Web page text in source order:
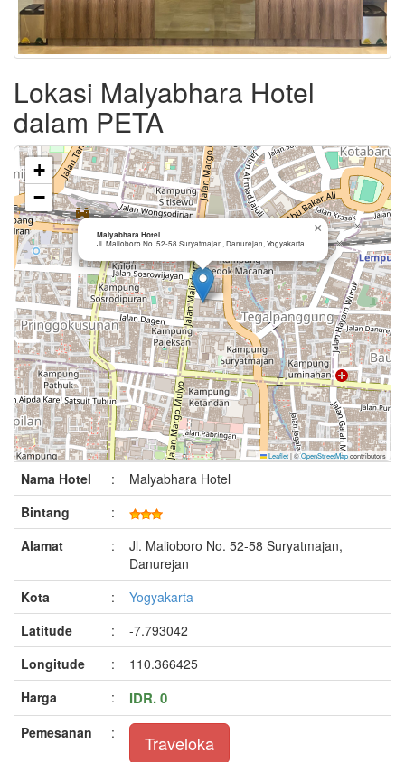
Lokasi Malyabhara Hotel
dalam PETA
Malyabhara Hotel
Jl. Malioboro No. 52-58 Suryatmajan, Danurejan, Yogyakarta
×
+
−
Leaflet|©OpenStreetMapcontributors
Nama Hotel :
Malyabhara Hotel
Bintang
:
Alamat
:
Jl. Malioboro No. 52-58 Suryatmajan,
Danurejan
Kota
:
Yogyakarta
Latitude
:
-7.793042
Longitude
:
110.366425
Harga
: IDR. 0
Pemesanan : Traveloka